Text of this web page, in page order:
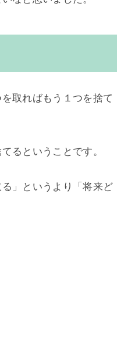
取ればもう１つを捨て
るということです。
」というより「将来ど